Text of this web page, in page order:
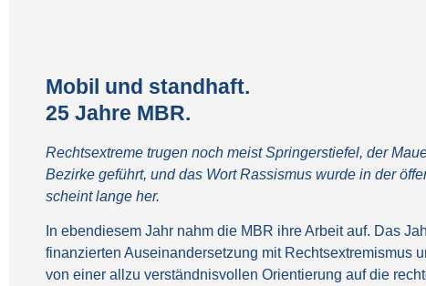
Mobil und standhaft.
25 Jahre MBR.
Rechtsextreme trugen noch meist Springerstiefel, der
Bezirke geführt, und das Wort Rassismus wurde in der
scheint lange her.
In ebendiesem Jahr nahm die MBR ihre Arbeit auf. Das
finanzierten Auseinandersetzung mit Rechtsextremismus
von einer allzu verständnisvollen Orientierung auf die